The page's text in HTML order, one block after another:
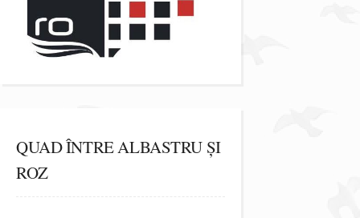
QUAD ÎNTRE ALBASTRU ȘI
ROZ